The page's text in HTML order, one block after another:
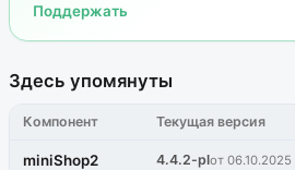
Поддержать
Здесь упомянуты
Компонент Текущая версия
miniShop2 4.4.2-plот 06.10.2025